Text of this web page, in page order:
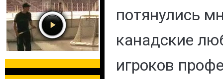
потянулись
канадские
игроков